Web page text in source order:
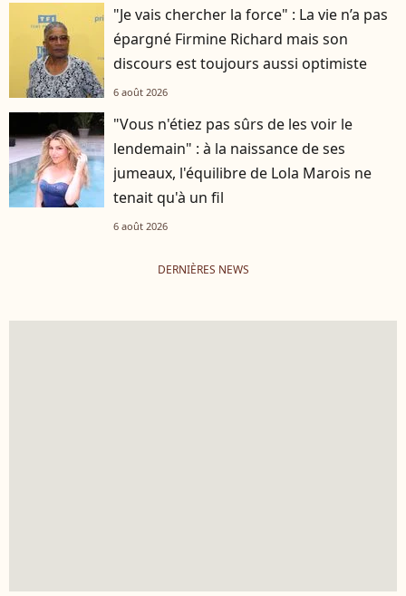
"Je vais chercher la force" : La vie n’a pas
épargné Firmine Richard mais son
discours est toujours aussi optimiste
6 août 2026
"Vous n'étiez pas sûrs de les voir le
lendemain" : à la naissance de ses
jumeaux, l'équilibre de Lola Marois ne
tenait qu'à un fil
6 août 2026
DERNIÈRES NEWS